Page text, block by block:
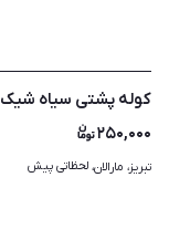
کوله پشتی سیاه شیک
۲۵۰,۰۰۰
تبریز، مارالان، لحظاتی پیش